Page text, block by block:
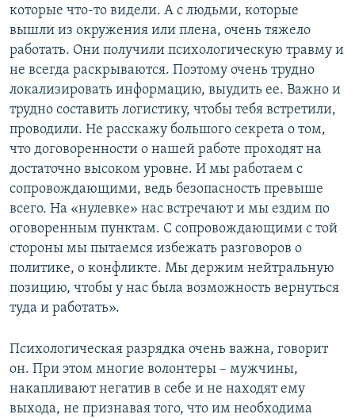
которые что-то видели. А с людьми, которые
вышли из окружения или плена, очень тяжело
работать. Они получили психологическую травму и
не всегда раскрываются. Поэтому очень трудно
локализировать информацию, выудить ее. Важно и
трудно составить логистику, чтобы тебя встретили,
проводили. Не расскажу большого секрета о том,
что договоренности о нашей работе проходят на
достаточно высоком уровне. И мы работаем с
сопровождающими, ведь безопасность превыше
всего. На «нулевке» нас встречают и мы ездим по
оговоренным пунктам. С сопровождающими с той
стороны мы пытаемся избежать разговоров о
политике, о конфликте. Мы держим нейтральную
позицию, чтобы у нас была возможность вернуться
туда и работать».
Психологическая разрядка очень важна, говорит
он. При этом многие волонтеры – мужчины,
накапливают негатив в себе и не находят ему
выхода, не признавая того, что им необходима